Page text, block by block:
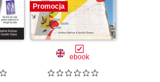
Promocja
ebook